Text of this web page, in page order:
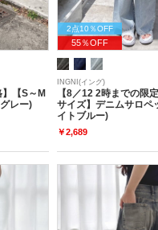
】【S～M
レー)
2点10％OFF
55％OFF
INGNI(イング)
【8／12 2時までの限
サイズ】デニムサロペ
イトブルー)
￥2,689